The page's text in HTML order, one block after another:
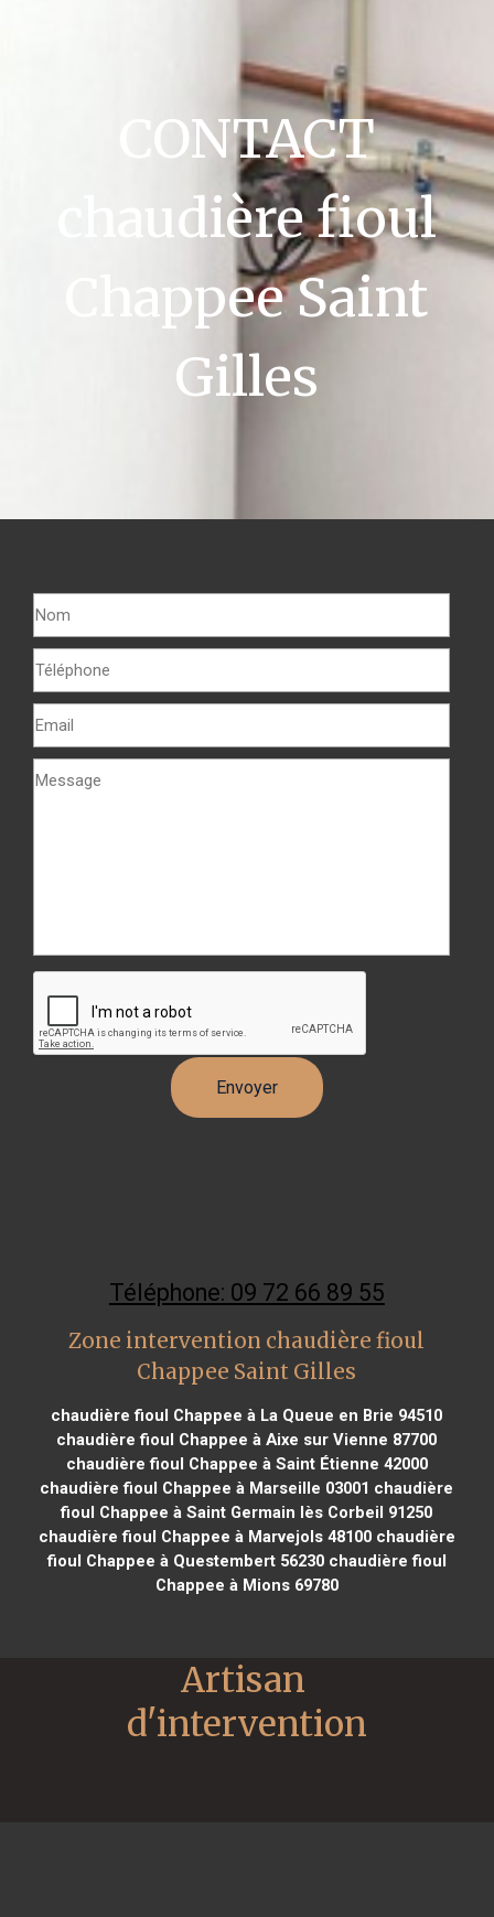
CONTACT
chaudière fioul
Chappee Saint
Gilles
Téléphone: 09 72 66 89 55
Zone intervention chaudière fioul
Chappee Saint Gilles
chaudière fioul Chappee à La Queue en Brie 94510
chaudière fioul Chappee à Aixe sur Vienne 87700
chaudière fioul Chappee à Saint Étienne 42000
chaudière fioul Chappee à Marseille 03001 chaudière
fioul Chappee à Saint Germain lès Corbeil 91250
chaudière fioul Chappee à Marvejols 48100chaudière
fioul Chappee à Questembert 56230chaudière fioul
Chappee à Mions 69780
Artisan
d'intervention